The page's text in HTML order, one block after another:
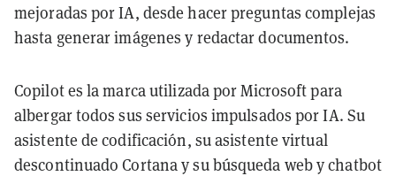
mejoradas por IA, desde hacer preguntas complejas
hasta generar imágenes y redactar documentos.
Copilot es la marca utilizada por Microsoft para
albergar todos sus servicios impulsados por IA. Su
asistente de codificación, su asistente virtual
descontinuado Cortana y su búsqueda web y chatbot